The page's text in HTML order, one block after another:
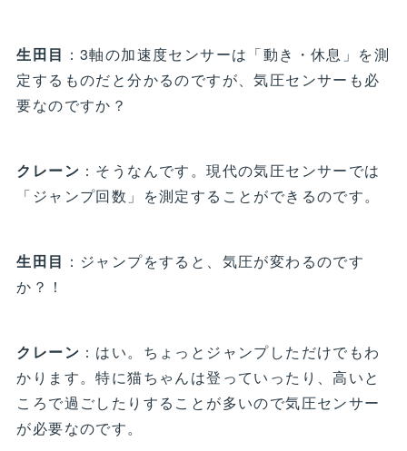
生田目 ：3軸の加速度センサーは「動き・休息」を測
定するものだと分かるのですが、気圧センサーも必
要なのですか？
クレーン ：そうなんです。現代の気圧センサーでは
「ジャンプ回数」を測定することができるのです。
生田目 ：ジャンプをすると、気圧が変わるのです
か？！
クレーン ：はい。ちょっとジャンプしただけでもわ
かります。特に猫ちゃんは登っていったり、高いと
ころで過ごしたりすることが多いので気圧センサー
が必要なのです。